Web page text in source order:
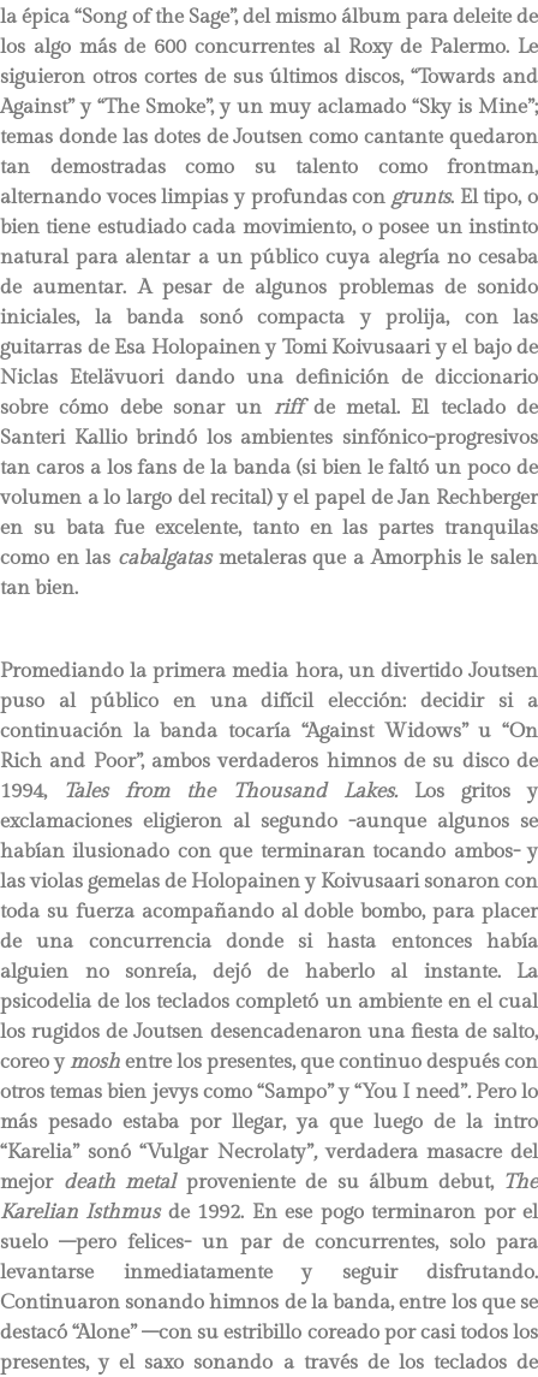
la épica “Song of the Sage”, del mismo álbum para deleite de
los algo más de 600 concurrentes al Roxy de Palermo. Le
siguieron otros cortes de sus últimos discos, “Towards and
Against” y “The Smoke”, y un muy aclamado “Sky is Mine”;
temas donde las dotes de Joutsen como cantante quedaron
tan demostradas como su talento como frontman,
alternando voces limpias y profundas con grunts. El tipo, o
bien tiene estudiado cada movimiento, o posee un instinto
natural para alentar a un público cuya alegría no cesaba
de aumentar. A pesar de algunos problemas de sonido
iniciales, la banda sonó compacta y prolija, con las
guitarras de Esa Holopainen y Tomi Koivusaari y el bajo de
Niclas Etelävuori dando una definición de diccionario
sobre cómo debe sonar un riffde metal. El teclado de
Santeri Kallio brindó los ambientes sinfónico-progresivos
tan caros a los fans de la banda (si bien le faltó un poco de
volumen a lo largo del recital) y el papel de Jan Rechberger
en su bata fue excelente, tanto en las partes tranquilas
como en las cabalgatasmetaleras que a Amorphis le salen
tan bien.
Promediando la primera media hora, un divertido Joutsen
puso al público en una difícil elección: decidir si a
continuación la banda tocaría “Against Widows” u “On
Rich and Poor”, ambos verdaderos himnos de su disco de
1994, Tales from the Thousand Lakes. Los gritos y
exclamaciones eligieron al segundo -aunque algunos se
habían ilusionado con que terminaran tocando ambos- y
las violas gemelas de Holopainen y Koivusaari sonaron con
toda su fuerza acompañando al doble bombo, para placer
de una concurrencia donde si hasta entonces había
alguien no sonreía, dejó de haberlo al instante. La
psicodelia de los teclados completó un ambiente en el cual
los rugidos de Joutsen desencadenaron una fiesta de salto,
coreo y mosh entre los presentes, que continuo después con
otros temas bien jevys como “Sampo” y “You I need”. Pero lo
más pesado estaba por llegar, ya que luego de la intro
“Karelia” sonó “Vulgar Necrolaty”,verdadera masacre del
mejor death metalproveniente de su álbum debut, The
Karelian Isthmusde 1992. En ese pogo terminaron por el
suelo –pero felices- un par de concurrentes, solo para
levantarse inmediatamente y seguir disfrutando.
Continuaron sonando himnos de la banda, entre los que se
destacó “Alone” –con su estribillo coreado por casi todos los
presentes, y el saxo sonando a través de los teclados de